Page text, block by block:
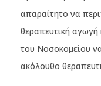
απαραίτητο να
θεραπευτική αγωγή
του Νοσοκομείου
ακόλουθο